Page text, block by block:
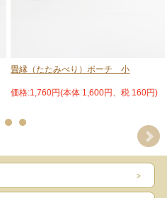
畳縁（たたみべり）ポーチ 小
価格:1,760円(本体 1,600円、税 160円)